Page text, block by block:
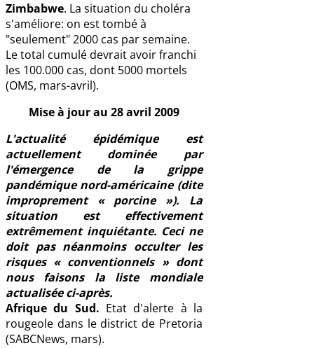
Zimbabwe. La situation du choléra
s'améliore: on est tombé à
"seulement" 2000 cas par semaine.
Le total cumulé devrait avoir franchi
les 100.000 cas, dont 5000 mortels
(OMS, mars-avril).
Mise à jour au 28 avril 2009
L'actualité épidémique est
actuellement dominée par
l'émergence de la grippe
pandémique nord-américaine (dite
improprement « porcine »). La
situation est effectivement
extrêmement inquiétante. Ceci ne
doit pas néanmoins occulter les
risques « conventionnels » dont
nous faisons la liste mondiale
actualisée ci-après.
Afrique du Sud. Etat d'alerte à la
rougeole dans le district de Pretoria
(SABCNews, mars).